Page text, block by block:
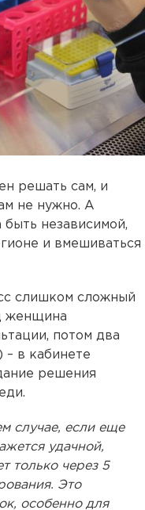
решать сам, и
не нужно. А
независимой,
и вмешиваться
слишком сложный
женщина
потом два
– в кабинете
решения
случае, если еще
удачной,
только через 5
Это
особенно для